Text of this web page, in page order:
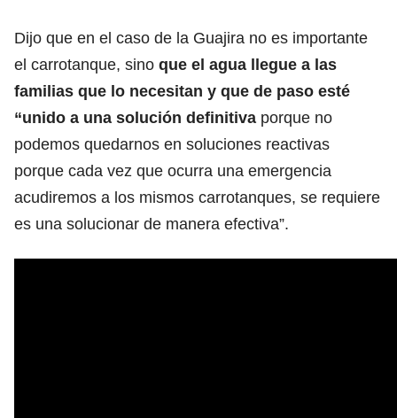
Dijo que en el caso de la Guajira no es importante
el carrotanque, sino que el agua llegue a las
familias que lo necesitan y que de paso esté
“unido a una solución definitiva porque no
podemos quedarnos en soluciones reactivas
porque cada vez que ocurra una emergencia
acudiremos a los mismos carrotanques, se requiere
es una solucionar de manera efectiva”.